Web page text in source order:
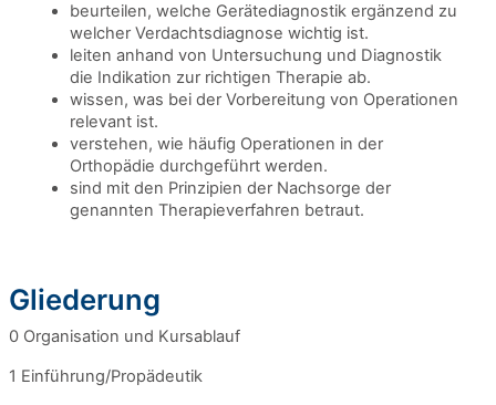
beurteilen, welche Gerätediagnostik ergänzend zu
welcher Verdachtsdiagnose wichtig ist.
leiten anhand von Untersuchung und Diagnostik
die Indikation zur richtigen Therapie ab.
wissen, was bei der Vorbereitung von Operationen
relevant ist.
verstehen, wie häufig Operationen in der
Orthopädie durchgeführt werden.
sind mit den Prinzipien der Nachsorge der
genannten Therapieverfahren betraut.
Gliederung
0 Organisation und Kursablauf
1 Einführung/Propädeutik